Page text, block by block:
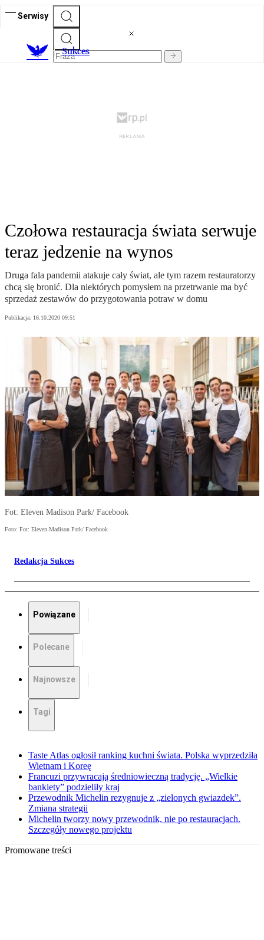
Serwisy
Sukces
Czołowa restauracja świata serwuje
teraz jedzenie na wynos
Druga fala pandemii atakuje cały świat, ale tym razem restauratorzy
chcą się bronić. Dla niektórych pomysłem na przetrwanie ma być
sprzedaż zestawów do przygotowania potraw w domu
Publikacja: 16.10.2020 09:51
Fot: Eleven Madison Park/ Facebook
Foto: Fot: Eleven Madison Park/ Facebook
Redakcja Sukces
Powiązane
Polecane
Najnowsze
Tagi
Taste Atlas ogłosił ranking kuchni świata. Polska wyprzedziła
Wietnam i Koreę
Francuzi przywracają średniowieczną tradycję. „Wielkie
bankiety” podzieliły kraj
Przewodnik Michelin rezygnuje z „zielonych gwiazdek”.
Zmiana strategii
Michelin tworzy nowy przewodnik, nie po restauracjach.
Szczegóły nowego projektu
Promowane treści